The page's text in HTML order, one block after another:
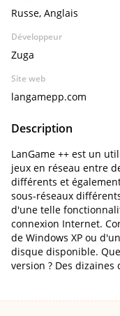
Russe, Anglais
Développeur
Zuga
Site web
langamepp.com
Description
LanGame ++ est un
jeux en réseau entre
différents et
sous-réseaux
d'une telle
connexion Internet.
de Windows XP ou
disque disponible.
version ? Des